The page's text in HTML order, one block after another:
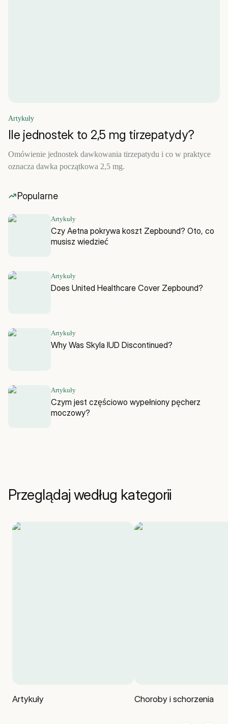
Artykuły
Ile jednostek to 2,5 mg tirzepatydy?
Omówienie jednostek dawkowania tirzepatydu i co w praktyce
oznacza dawka początkowa 2,5 mg.
Popularne
Artykuły
Czy Aetna pokrywa koszt Zepbound? Oto, co
musisz wiedzieć
Artykuły
Does United Healthcare Cover Zepbound?
Artykuły
Why Was Skyla IUD Discontinued?
Artykuły
Czym jest częściowo wypełniony pęcherz
moczowy?
Przeglądaj według kategorii
Artykuły Choroby i schorzenia